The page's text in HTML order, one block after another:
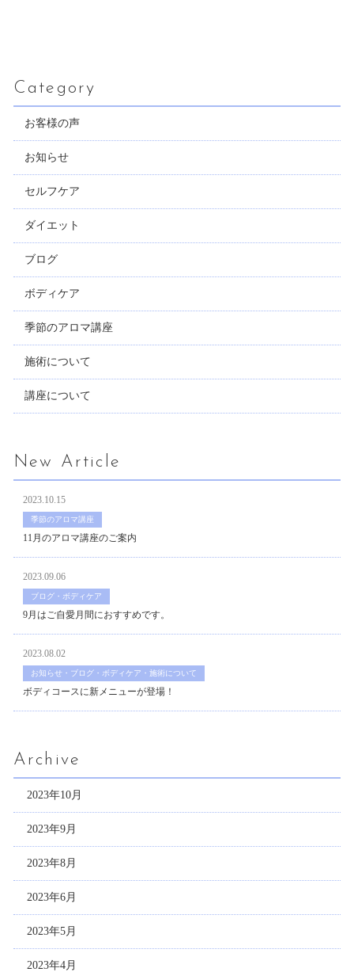
Category
お客様の声
お知らせ
セルフケア
ダイエット
ブログ
ボディケア
季節のアロマ講座
施術について
講座について
New Article
2023.10.15
季節のアロマ講座
11月のアロマ講座のご案内
2023.09.06
ブログ・ボディケア
9月はご自愛月間におすすめです。
2023.08.02
お知らせ・ブログ・ボディケア・施術について
ボディコースに新メニューが登場！
Archive
2023年10月
2023年9月
2023年8月
2023年6月
2023年5月
2023年4月